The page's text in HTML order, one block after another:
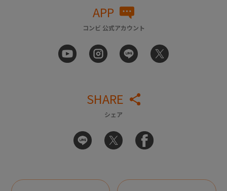
APP
コンビ 公式アカウント
SHARE
シェア